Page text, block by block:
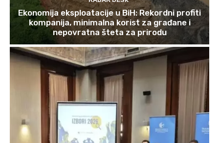
Ekonomija eksploatacije u BiH: Rekordni profiti
kompanija, minimalna korist za građane i
nepovratna šteta za prirodu